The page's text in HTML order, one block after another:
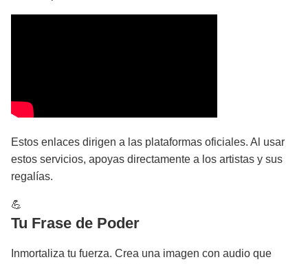
Estos enlaces dirigen a las plataformas oficiales. Al usar
estos servicios, apoyas directamente a los artistas y sus
regalías.
💪
Tu Frase de Poder
Inmortaliza tu fuerza. Crea una imagen con audio que